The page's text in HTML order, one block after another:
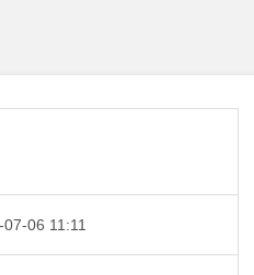
06 11:11